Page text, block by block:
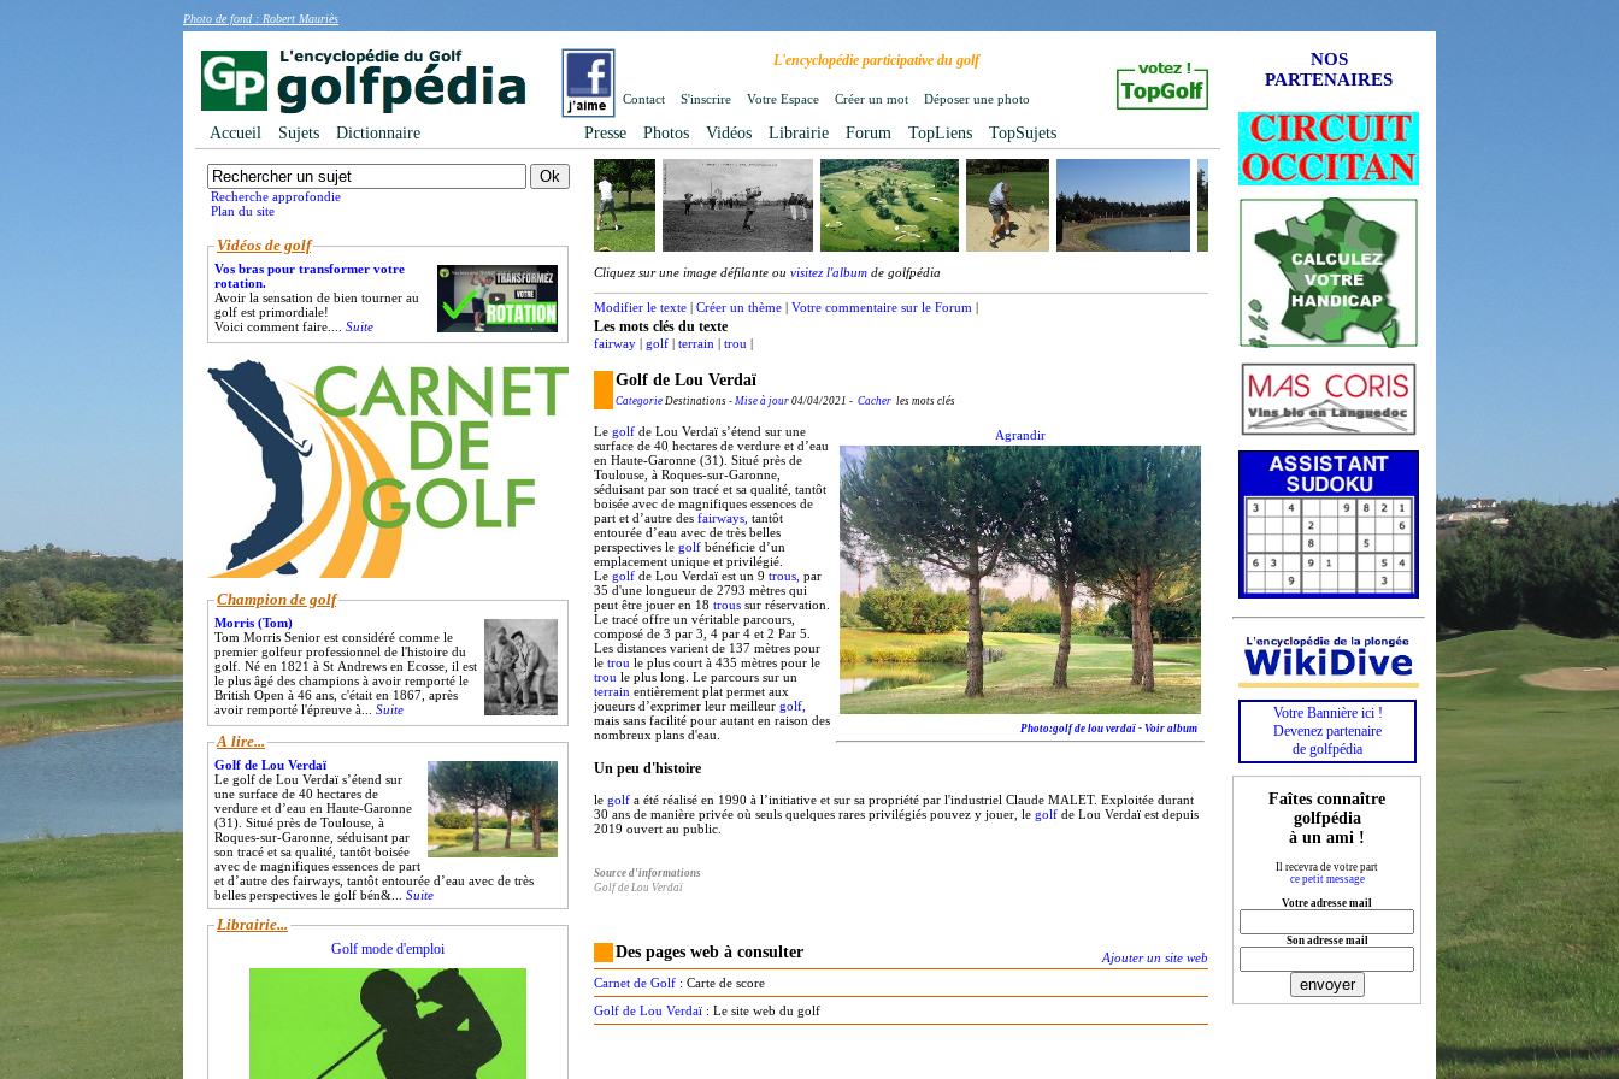
Photo de fond : Robert Mauriès
L'encyclopédie participative du golf
Contact S'inscrire Votre Espace Créer un mot Déposer une photo
Accueil Sujets Dictionnaire Presse Photos Vidéos Librairie Forum TopLiens TopSujets
Cliquez sur une image défilante ou visitez l'album de golfpédia
Modifier le texte | Créer un thème | Votre commentaire sur le Forum |
Les mots clés du texte
fairway | golf | terrain | trou |
Golf de Lou Verdaï
Categorie Destinations - Mise à jour 04/04/2021 - Cacher les mots clés
Agrandir
Photo:golf de lou verdaï - Voir album
Le golf de Lou Verdaï s’étend sur une
surface de 40 hectares de verdure et d’eau
en Haute-Garonne (31). Situé près de
Toulouse, à Roques-sur-Garonne,
séduisant par son tracé et sa qualité, tantôt
boisée avec de magnifiques essences de
part et d’autre des fairways, tantôt
entourée d’eau avec de très belles
perspectives le golf bénéficie d’un
emplacement unique et privilégié.
Le golf de Lou Verdaï est un 9 trous, par
35 d'une longueur de 2793 mètres qui
peut être jouer en 18 trous sur réservation.
Le tracé offre un véritable parcours,
composé de 3 par 3, 4 par 4 et 2 Par 5.
Les distances varient de 137 mètres pour
le trou le plus court à 435 mètres pour le
trou le plus long. Le parcours sur un
terrain entièrement plat permet aux
joueurs d’exprimer leur meilleur golf,
mais sans facilité pour autant en raison des
nombreux plans d'eau.
Un peu d'histoire
le golf a été réalisé en 1990 à l’initiative et sur sa propriété par l'industriel Claude MALET. Exploitée durant
30 ans de manière privée où seuls quelques rares privilégiés pouvez y jouer, le golf de Lou Verdaï est depuis
2019 ouvert au public.
Source d'informations
Golf de Lou Verdaï
Ajouter un site web
Des pages web à consulter
Carnet de Golf : Carte de score
Golf de Lou Verdaï : Le site web du golf
Recherche approfondie
Plan du site
Vidéos de golf
Vos bras pour transformer votre
rotation.
Avoir la sensation de bien tourner au
golf est primordiale!
Voici comment faire.... Suite
Champion de golf
Morris (Tom)
Tom Morris Senior est considéré comme le
premier golfeur professionnel de l'histoire du
golf. Né en 1821 à St Andrews en Ecosse, il est
le plus âgé des champions à avoir remporté le
British Open à 46 ans, c'était en 1867, après
avoir remporté l'épreuve à... Suite
A lire...
Golf de Lou Verdaï
Le golf de Lou Verdaï s’étend sur
une surface de 40 hectares de
verdure et d’eau en Haute-Garonne
(31). Situé près de Toulouse, à
Roques-sur-Garonne, séduisant par
son tracé et sa qualité, tantôt boisée
avec de magnifiques essences de part
et d’autre des fairways, tantôt entourée d’eau avec de très
belles perspectives le golf bén&... Suite
Librairie...
Golf mode d'emploi
NOS
PARTENAIRES
Votre Bannière ici !
Devenez partenaire
de golfpédia
Faîtes connaître
golfpédia
à un ami !
Il recevra de votre part
ce petit message
Votre adresse mail
Son adresse mail